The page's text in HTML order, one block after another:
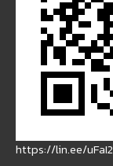
https://lin.ee/